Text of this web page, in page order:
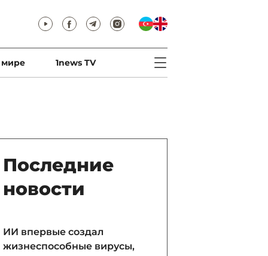
мире 1news TV
Последние
новости
ИИ впервые создал
жизнеспособные вирусы,